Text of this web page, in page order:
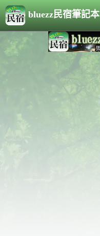
bluezz民宿筆記本